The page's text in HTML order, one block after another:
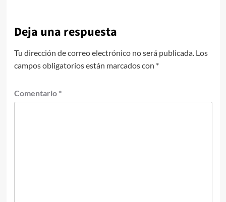
Deja una respuesta
Tu dirección de correo electrónico no será publicada. Los
campos obligatorios están marcados con *
Comentario *